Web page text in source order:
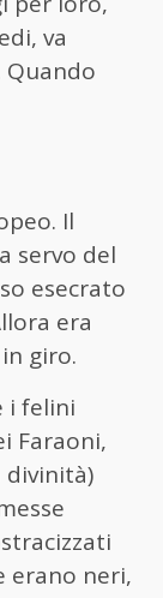
va
Il
servo del
esecrato
era
giro.
i felini
Faraoni,
divinità)
erano neri,